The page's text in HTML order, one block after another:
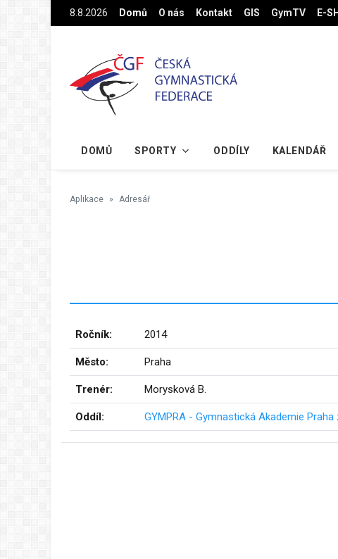
Na hlavní obsah8.8.2026 Domů O nás Kontakt GIS GymTV E-
DOMŮ SPORTY ODDÍLY KALENDÁŘ
Aplikace Adresář
Ročník: 2014
Město: Praha
Trenér: Morysková B.
Oddíl: GYMPRA - Gymnastická Akademie Praha